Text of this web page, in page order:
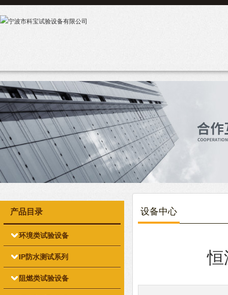
产品目录
环境类试验设备
IP防水测试系列
阻燃类试验设备
设备中心
恒